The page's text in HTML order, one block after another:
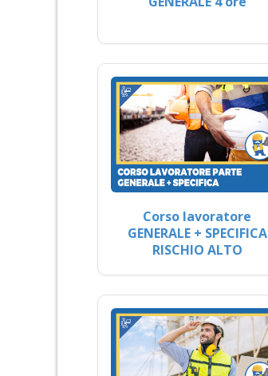
Corso lavoratore
GENERALE + SPECIFICA
RISCHIO ALTO